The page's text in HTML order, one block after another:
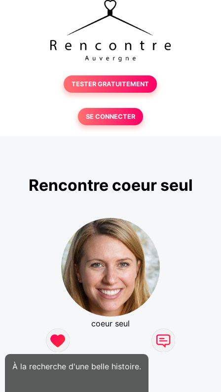
TESTER GRATUITEMENT
SE CONNECTER
Rencontre coeur seul
coeur seul
À la recherche d'une belle histoire.